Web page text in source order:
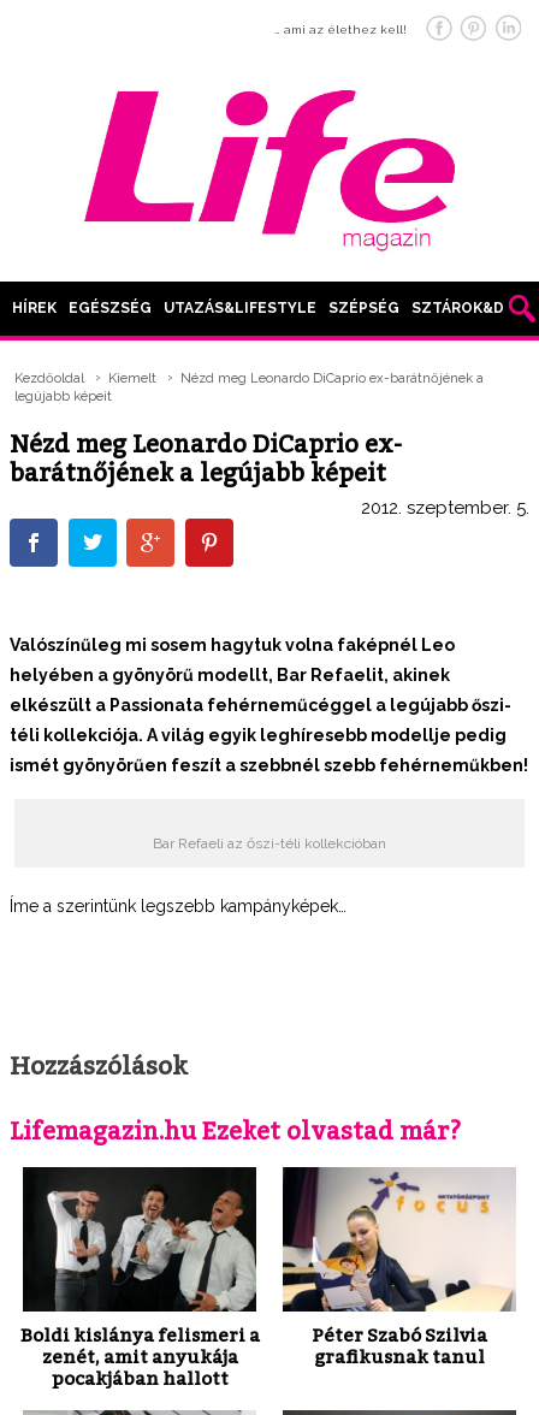
… ami az élethez kell!
HÍREK EGÉSZSÉG UTAZÁS&LIFESTYLE SZÉPSÉG SZTÁROK&DIVAT
Kezdőoldal Kiemelt
Nézd meg Leonardo DiCaprio ex-barátnőjének a
legújabb képeit
Nézd meg Leonardo DiCaprio ex-
barátnőjének a legújabb képeit
2012. szeptember. 5.
Valószínűleg mi sosem hagytuk volna faképnél Leo
helyében a gyönyörű modellt, Bar Refaelit, akinek
elkészült a Passionata fehérneműcéggel a legújabb őszi-
téli kollekciója. A világ egyik leghíresebb modellje pedig
ismét gyönyörűen feszít a szebbnél szebb fehérneműkben!
Bar Refaeli az őszi-téli kollekcióban
Íme a szerintünk legszebb kampányképek…
Hozzászólások
Lifemagazin.hu Ezeket olvastad már?
Boldi kislánya felismeri a
zenét, amit anyukája
pocakjában hallott
Péter Szabó Szilvia
grafikusnak tanul